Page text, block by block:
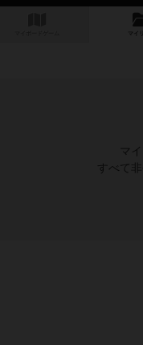
マイ
マ
すべて